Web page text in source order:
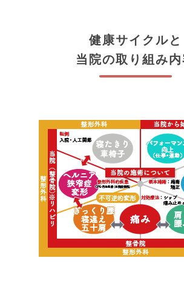
健康サイクルと
当院の取り組み内